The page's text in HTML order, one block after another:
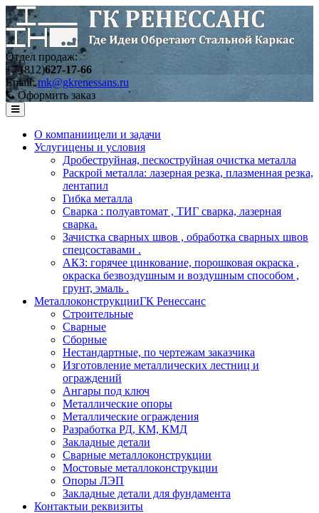
Отдел продаж:
+7 (812)627-17-66
Email:mk@gkrenessans.ru
Оформить заказ
О компаниицели и задачи
Услугицены и условия
Дробеструйная, пескоструйная очистка металла
Раскрой металла: лазерная резка, плазменная резка,
лентапил
Гибка металла
Сварка : полуавтомат , ТИГ сварка, лазерная
сварка.
Зачистка сварных швов , обработка сварных швов
спецсоставами .
АКЗ: горячее цинкование, порошковая окраска ,
окраска безвоздушным и воздушным способом ,
грунт, эмаль .
МеталлоконструкцииГК Ренессанс
Строительные
Сварные
Сборные
Нестандартные, по чертежам заказчика
Изготовление металлических лестниц и
ограждений
Ангары под ключ
Металлические опоры
Металлические ограждения
Разработка РД, КМ, КМД
Закладные детали
Сварные металлоконструкции
Мостовые металлоконструкции
Опоры ЛЭП
Закладные детали для фундамента
Контактыи реквизиты